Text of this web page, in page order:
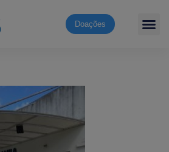
Doações